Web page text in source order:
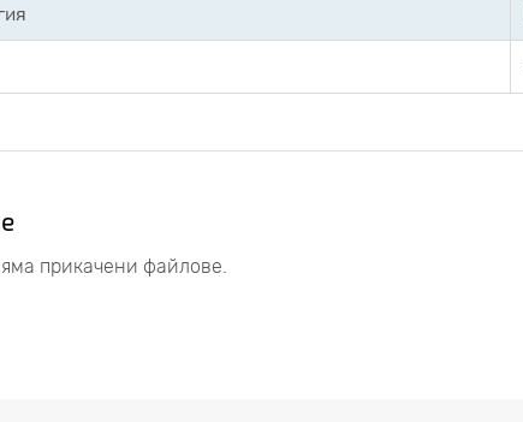
прикачени файлове.